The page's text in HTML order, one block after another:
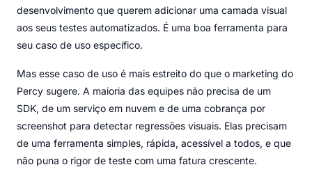
desenvolvimento que querem adicionar uma camada visual
aos seus testes automatizados. É uma boa ferramenta para
seu caso de uso específico.
Mas esse caso de uso é mais estreito do que o marketing do
Percy sugere. A maioria das equipes não precisa de um
SDK, de um serviço em nuvem e de uma cobrança por
screenshot para detectar regressões visuais. Elas precisam
de uma ferramenta simples, rápida, acessível a todos, e que
não puna o rigor de teste com uma fatura crescente.